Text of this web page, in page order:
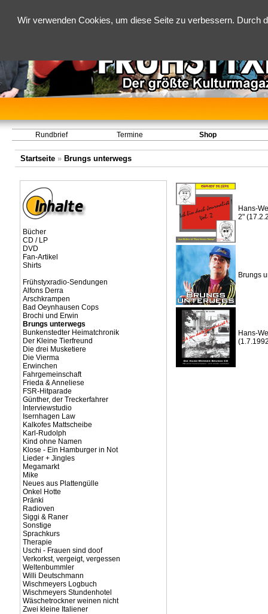
Wir verwenden Cookies, um diese Seite zu verbessern.
Rundbrief Termine Shop
Startseite» Brungs unterwegs
Bücher
CD / LP
DVD
Fan-Artikel
Shirts
Frühstyxradio-Sendungen
Alfons Derra
Arschkrampen
Bad Oeynhausen Cops
Brochi und Erwin
Brungs unterwegs
Bunkenstedter Heimatchronik
Der Kleine Tierfreund
Die drei Musketiere
Die Vierma
Erwinchen
Fahrgemeinschaft
Frieda & Anneliese
FSR-Hitparade
Günther, der Treckerfahrer
Interviewstudio
Isernhagen Law
Kalkofes Mattscheibe
Karl-Rudolph
Kind ohne Namen
Klose - Ein Hamburger in Not
Lieder + Jingles
Megamarkt
Mike
Neues aus Plattengülle
Onkel Hotte
Pränki
Radioven
Siggi & Raner
Sonstige
Sprachkurs
Therapie
Uschi - Frauen sind doof
Verkorkst, vergeigt, vergessen
Weltenbummler
Willi Deutschmann
Wischmeyers Logbuch
Wischmeyers Stundenhotel
Wäschetrockner weinen nicht
Zwei kleine Italiener
Hans-
2"
Brungs
Hans-